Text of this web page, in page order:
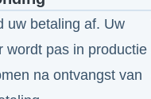
uw betaling af. Uw
wordt pas in productie
na ontvangst van